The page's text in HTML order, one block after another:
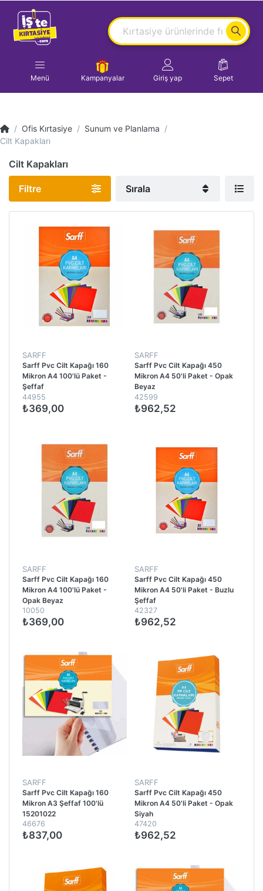
Menü Kampanyalar Giriş yap Sepet
Ofis Kırtasiye
Sunum ve Planlama
Cilt Kapakları
Cilt Kapakları
Filtre Sırala
SARFF
Sarff Pvc Cilt Kapağı 160
Mikron A4 100'lü Paket -
Şeffaf
44955
₺369,00
SARFF
Sarff Pvc Cilt Kapağı 450
Mikron A4 50'li Paket - Opak
Beyaz
42599
₺962,52
SARFF
Sarff Pvc Cilt Kapağı 160
Mikron A4 100'lü Paket -
Opak Beyaz
10050
₺369,00
SARFF
Sarff Pvc Cilt Kapağı 450
Mikron A4 50'li Paket - Buzlu
Şeffaf
42327
₺962,52
SARFF
Sarff Pvc Cilt Kapağı 160
Mikron A3 Şeffaf 100'lü
15201022
46676
₺837,00
SARFF
Sarff Pvc Cilt Kapağı 450
Mikron A4 50'li Paket - Opak
Siyah
47420
₺962,52